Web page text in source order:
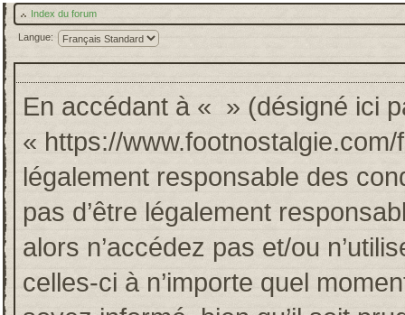
Index du forum
Langue:
En accédant à « » (désigné ici
« https://
légalement responsable des
pas d’être légalement
alors n’accédez pas et/ou
celles-ci à n’importe quel